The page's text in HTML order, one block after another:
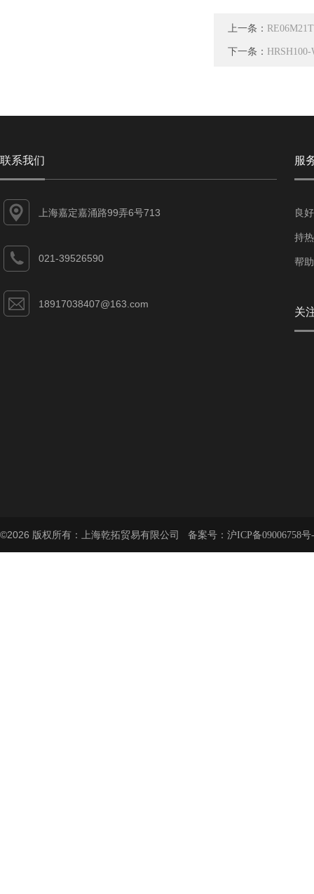
上一条：
下一条：
联系我们
上海嘉定嘉涌路99弄6号713
021-39526590
18917038407@163.com
服
良
持
帮
关
©2026 版权所有：上海乾拓贸易有限公司 备案号： 沪ICP备09006758号